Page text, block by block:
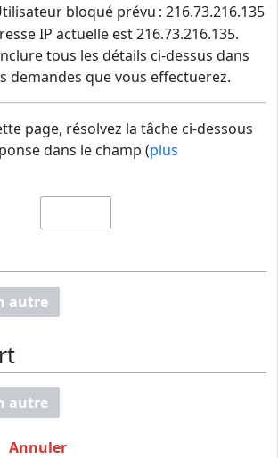
bloqué prévu : 216.73.216.135
IP actuelle est 216.73.216.135.
tous les détails ci-dessus dans
demandes que vous effectuerez.
page, résolvez la tâche ci-dessous
dans le champ (plus
autre
autre
Annuler